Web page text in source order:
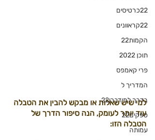
22כרטיסים
22קראוונים
הקמות22
תוכן 2022
פרי קאמפס
המדריך ל
בדרך למידברן22
ספקים22
עמותה
למי שיש שאלות או מבקש להבין את הטבלה
עוד יותר לעומק, הנה סיפור הדרך של
הטבלה הזו: